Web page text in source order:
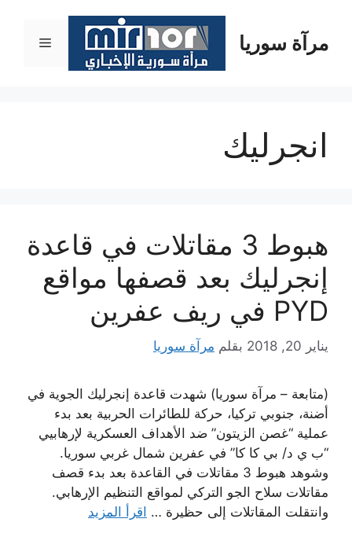
المحتوىمرآة سوريا القائمة
انجرليك
هبوط 3 مقاتلات في قاعدة
إنجرليك بعد قصفها مواقع
PYD في ريف عفرين
يناير 20, 2018 بقلم مرآة سوريا
(متابعة – مرآة سوريا) شهدت قاعدة إنجرليك الجوية في
أضنة، جنوبي تركيا، حركة للطائرات الحربية بعد بدء
عملية “غصن الزيتون” ضد الأهداف العسكرية لإرهابيي
“ب ي د/ بي كا كا” في عفرين شمال غربي سوريا.
وشوهد هبوط 3 مقاتلات في القاعدة بعد بدء قصف
مقاتلات سلاح الجو التركي لمواقع التنظيم الإرهابي.
وانتقلت المقاتلات إلى حظيرة … اقرأ المزيد